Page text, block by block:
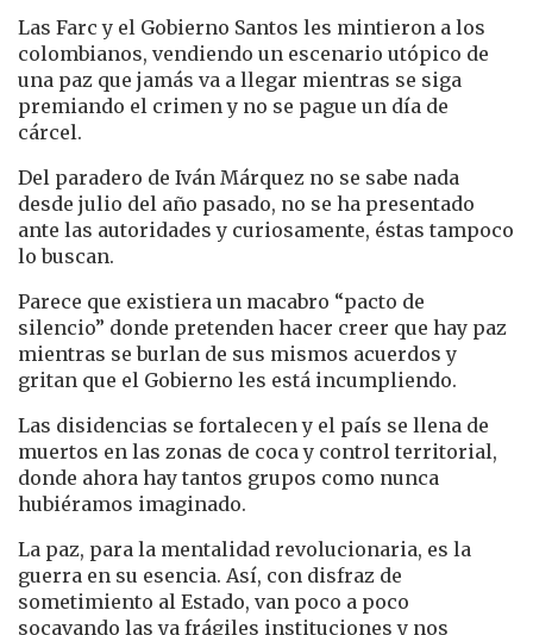
Las Farc y el Gobierno Santos les mintieron a los
colombianos, vendiendo un escenario utópico de
una paz que jamás va a llegar mientras se siga
premiando el crimen y no se pague un día de
cárcel.
Del paradero de Iván Márquez no se sabe nada
desde julio del año pasado, no se ha presentado
ante las autoridades y curiosamente, éstas tampoco
lo buscan.
Parece que existiera un macabro “pacto de
silencio” donde pretenden hacer creer que hay paz
mientras se burlan de sus mismos acuerdos y
gritan que el Gobierno les está incumpliendo.
Las disidencias se fortalecen y el país se llena de
muertos en las zonas de coca y control territorial,
donde ahora hay tantos grupos como nunca
hubiéramos imaginado.
La paz, para la mentalidad revolucionaria, es la
guerra en su esencia. Así, con disfraz de
sometimiento al Estado, van poco a poco
socavando las ya frágiles instituciones y nos